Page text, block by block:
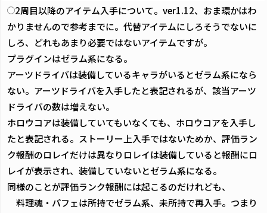
2周目以降のアイテム入手について。ver1.12、おま環かはわ
かりませんので参考までに。代替アイテムにしろそうでないに
しろ、どれもあまり必要ではないアイテムですが。
プラグインはゼラム系になる。
アーツドライバは装備しているキャラがいるとゼラム系になら
ない。アーツドライバを入手したと表記されるが、該当アーツ
ドライバの数は増えない。
ホロウコアは装備していてもいなくても、ホロウコアを入手し
たと表記される。ストーリー上入手ではないためか、評価ラン
ク報酬のロレイだけは異なりロレイは装備していると報酬にロ
レイが表示され、装備していないとゼラム系になる。
同様のことが評価ランク報酬には起こるのだけれども、
料理魂・パフェは所持でゼラム系、未所持で再入手。つまり